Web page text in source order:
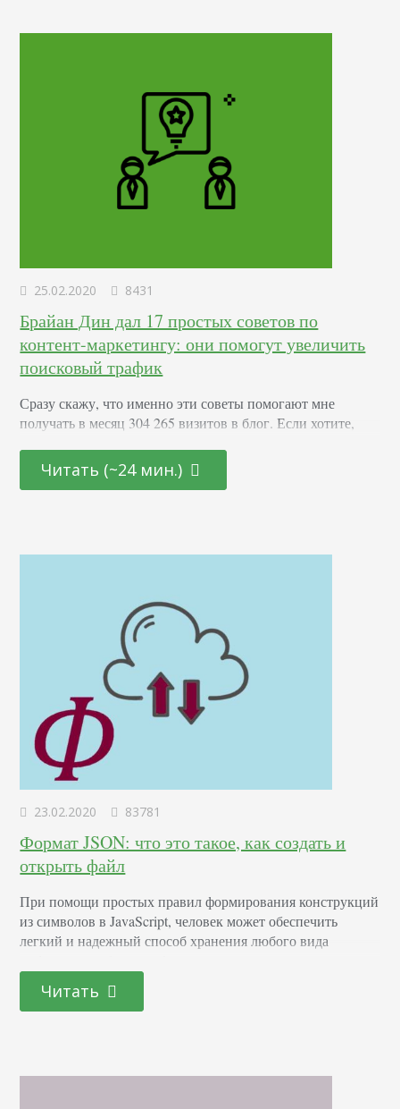
курсах и…
25.02.2020 8431
Брайан Дин дал 17 простых советов по
контент-маркетингу: они помогут увеличить
поисковый трафик
Сразу скажу, что именно эти советы помогают мне
получать в месяц 304 265 визитов в блог. Если хотите,
трафика, воспользуйтесь советами ниже. 1. Публикуйте
больше статей «X vs.Y» Это статьи-сравнения, например:
сами ключевые…
Читать (~24 мин.)
23.02.2020 83781
Формат JSON: что это такое, как создать и
открыть файл
При помощи простых правил формирования конструкций
из символов в JavaScript, человек может обеспечить
легкий и надежный способ хранения любого вида
огромное количество различных объектов, выраженных в
простом тексте. Помимо этого, формат JSON
хранить…
Читать